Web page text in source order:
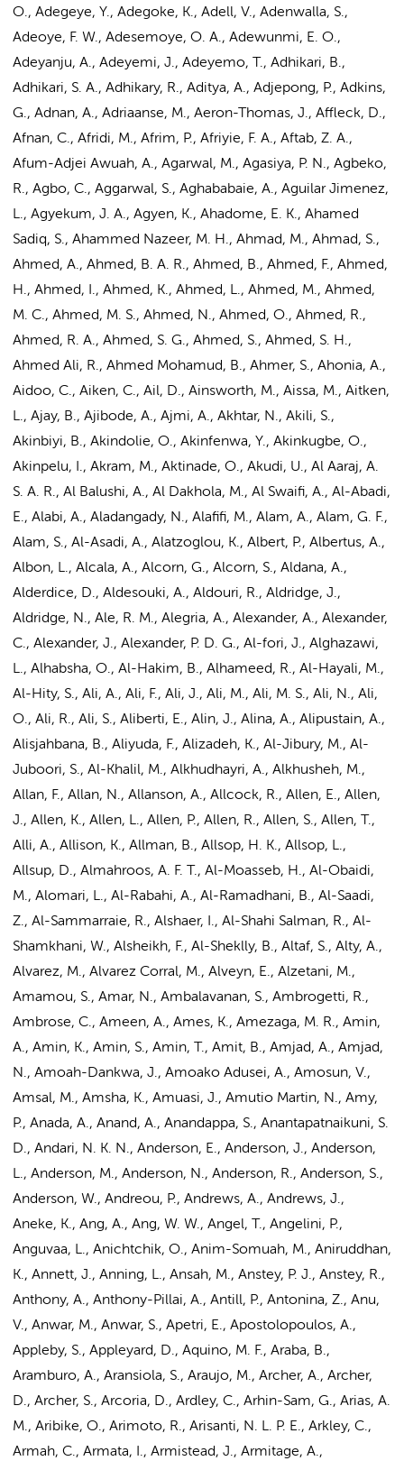
O., Adegeye, Y., Adegoke, K., Adell, V., Adenwalla, S.,
Adeoye, F. W., Adesemoye, O. A., Adewunmi, E. O.,
Adeyanju, A., Adeyemi, J., Adeyemo, T., Adhikari, B.,
Adhikari, S. A., Adhikary, R., Aditya, A., Adjepong, P., Adkins,
G., Adnan, A., Adriaanse, M., Aeron-Thomas, J., Affleck, D.,
Afnan, C., Afridi, M., Afrim, P., Afriyie, F. A., Aftab, Z. A.,
Afum-Adjei Awuah, A., Agarwal, M., Agasiya, P. N., Agbeko,
R., Agbo, C., Aggarwal, S., Aghababaie, A., Aguilar Jimenez,
L., Agyekum, J. A., Agyen, K., Ahadome, E. K., Ahamed
Sadiq, S., Ahammed Nazeer, M. H., Ahmad, M., Ahmad, S.,
Ahmed, A., Ahmed, B. A. R., Ahmed, B., Ahmed, F., Ahmed,
H., Ahmed, I., Ahmed, K., Ahmed, L., Ahmed, M., Ahmed,
M. C., Ahmed, M. S., Ahmed, N., Ahmed, O., Ahmed, R.,
Ahmed, R. A., Ahmed, S. G., Ahmed, S., Ahmed, S. H.,
Ahmed Ali, R., Ahmed Mohamud, B., Ahmer, S., Ahonia, A.,
Aidoo, C., Aiken, C., Ail, D., Ainsworth, M., Aissa, M., Aitken,
L., Ajay, B., Ajibode, A., Ajmi, A., Akhtar, N., Akili, S.,
Akinbiyi, B., Akindolie, O., Akinfenwa, Y., Akinkugbe, O.,
Akinpelu, I., Akram, M., Aktinade, O., Akudi, U., Al Aaraj, A.
S. A. R., Al Balushi, A., Al Dakhola, M., Al Swaifi, A., Al-Abadi,
E., Alabi, A., Aladangady, N., Alafifi, M., Alam, A., Alam, G. F.,
Alam, S., Al-Asadi, A., Alatzoglou, K., Albert, P., Albertus, A.,
Albon, L., Alcala, A., Alcorn, G., Alcorn, S., Aldana, A.,
Alderdice, D., Aldesouki, A., Aldouri, R., Aldridge, J.,
Aldridge, N., Ale, R. M., Alegria, A., Alexander, A., Alexander,
C., Alexander, J., Alexander, P. D. G., Al-fori, J., Alghazawi,
L., Alhabsha, O., Al-Hakim, B., Alhameed, R., Al-Hayali, M.,
Al-Hity, S., Ali, A., Ali, F., Ali, J., Ali, M., Ali, M. S., Ali, N., Ali,
O., Ali, R., Ali, S., Aliberti, E., Alin, J., Alina, A., Alipustain, A.,
Alisjahbana, B., Aliyuda, F., Alizadeh, K., Al-Jibury, M., Al-
Juboori, S., Al-Khalil, M., Alkhudhayri, A., Alkhusheh, M.,
Allan, F., Allan, N., Allanson, A., Allcock, R., Allen, E., Allen,
J., Allen, K., Allen, L., Allen, P., Allen, R., Allen, S., Allen, T.,
Alli, A., Allison, K., Allman, B., Allsop, H. K., Allsop, L.,
Allsup, D., Almahroos, A. F. T., Al-Moasseb, H., Al-Obaidi,
M., Alomari, L., Al-Rabahi, A., Al-Ramadhani, B., Al-Saadi,
Z., Al-Sammarraie, R., Alshaer, I., Al-Shahi Salman, R., Al-
Shamkhani, W., Alsheikh, F., Al-Sheklly, B., Altaf, S., Alty, A.,
Alvarez, M., Alvarez Corral, M., Alveyn, E., Alzetani, M.,
Amamou, S., Amar, N., Ambalavanan, S., Ambrogetti, R.,
Ambrose, C., Ameen, A., Ames, K., Amezaga, M. R., Amin,
A., Amin, K., Amin, S., Amin, T., Amit, B., Amjad, A., Amjad,
N., Amoah-Dankwa, J., Amoako Adusei, A., Amosun, V.,
Amsal, M., Amsha, K., Amuasi, J., Amutio Martin, N., Amy,
P., Anada, A., Anand, A., Anandappa, S., Anantapatnaikuni, S.
D., Andari, N. K. N., Anderson, E., Anderson, J., Anderson,
L., Anderson, M., Anderson, N., Anderson, R., Anderson, S.,
Anderson, W., Andreou, P., Andrews, A., Andrews, J.,
Aneke, K., Ang, A., Ang, W. W., Angel, T., Angelini, P.,
Anguvaa, L., Anichtchik, O., Anim-Somuah, M., Aniruddhan,
K., Annett, J., Anning, L., Ansah, M., Anstey, P. J., Anstey, R.,
Anthony, A., Anthony-Pillai, A., Antill, P., Antonina, Z., Anu,
V., Anwar, M., Anwar, S., Apetri, E., Apostolopoulos, A.,
Appleby, S., Appleyard, D., Aquino, M. F., Araba, B.,
Aramburo, A., Aransiola, S., Araujo, M., Archer, A., Archer,
D., Archer, S., Arcoria, D., Ardley, C., Arhin-Sam, G., Arias, A.
M., Aribike, O., Arimoto, R., Arisanti, N. L. P. E., Arkley, C.,
Armah, C., Armata, I., Armistead, J., Armitage, A.,